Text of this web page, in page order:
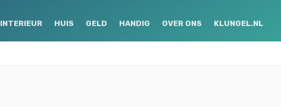
INTERIEUR HUIS GELD HANDIG OVER ONS KLUNGEL.NL